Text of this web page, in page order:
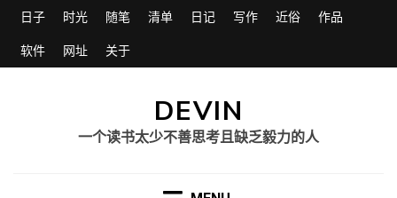
日子 时光 随笔 清单 日记 写作 近俗 作品
软件 网址 关于
DEVIN
一个读书太少不善思考且缺乏毅力的人